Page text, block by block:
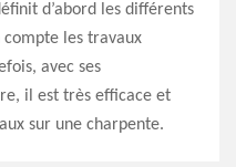
d’abord les différents
les travaux
avec ses
il est très efficace et
sur une charpente.